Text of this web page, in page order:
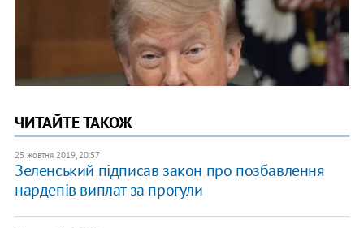
ЧИТАЙТЕ ТАКОЖ
25 жовтня 2019, 20:57
Зеленський підписав закон про позбавлення
нардепів виплат за прогули